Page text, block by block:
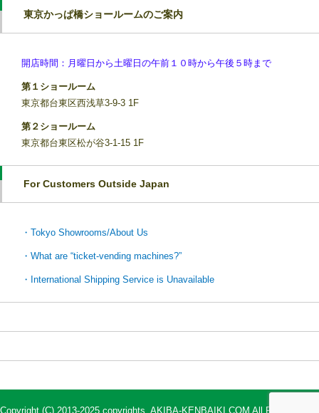
東京かっぱ橋ショールームのご案内
開店時間：月曜日から土曜日の午前１０時から午後５時まで
第１ショールーム
東京都台東区西浅草3-9-3 1F
第２ショールーム
東京都台東区松が谷3-1-15 1F
For Customers Outside Japan
・Tokyo Showrooms/About Us
・What are “ticket-vending machines?”
・International Shipping Service is Unavailable
Copyright (C) 2013-2025 copyrights. AKIBA-KENBAIKI.COM All Rights Reser